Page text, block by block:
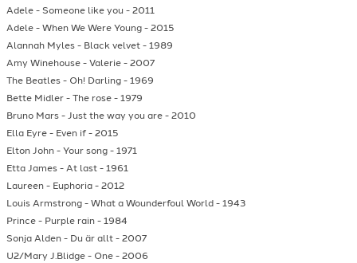
Black velvet
Adele - Someone like you - 2011
Adele - When We Were Young - 2015
Alannah Myles - Black velvet - 1989
Amy Winehouse - Valerie - 2007
The Beatles - Oh! Darling - 1969
Bette Midler - The rose - 1979
Bruno Mars - Just the way you are - 2010
Ella Eyre - Even if - 2015
Elton John - Your song - 1971
Etta James - At last - 1961
Laureen - Euphoria - 2012
Louis Armstrong - What a Wounderfoul World - 1943
Prince - Purple rain - 1984
Sonja Alden - Du är allt - 2007
U2/Mary J.Blidge - One - 2006